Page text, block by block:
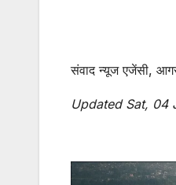
संवाद न्यूज एजेंसी,
Updated Sat, 04